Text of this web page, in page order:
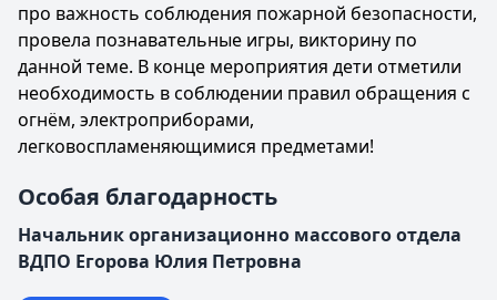
про важность соблюдения пожарной безопасности,
провела познавательные игры, викторину по
данной теме. В конце мероприятия дети отметили
необходимость в соблюдении правил обращения с
огнём, электроприборами,
легковоспламеняющимися предметами!
Особая благодарность
Начальник организационно массового отдела
ВДПО Егорова Юлия Петровна